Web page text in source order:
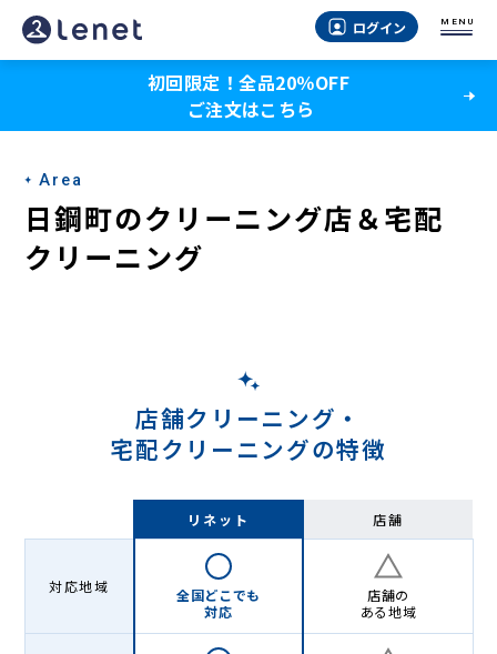
日
鋼
の
宅
配
ク
Lenet〈リ
ログイン MENU
初回限定！全品20％OFF
ご注文はこちら
Area
日鋼町のクリーニング店＆宅配
クリーニング
店舗クリーニング・
宅配クリーニングの特徴
リネット 店舗
対応地域
全国どこでも
対応
店舗の
ある地域